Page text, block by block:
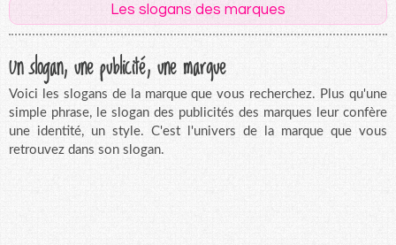
Les slogans des marques
Un slogan, une publicité, une marque
Voici les slogans de la marque que vous recherchez. Plus qu'une
simple phrase, le slogan des publicités des marques leur confère
une identité, un style. C'est l'univers de la marque que vous
retrouvez dans son slogan.